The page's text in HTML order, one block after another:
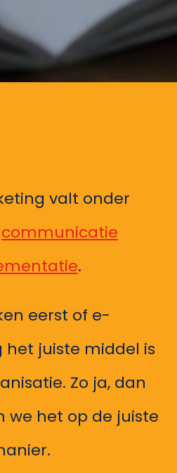
valt onder
.
eerst of e-
juiste middel is
Zo ja, dan
het op de juiste